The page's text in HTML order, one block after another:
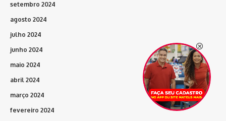
setembro 2024
agosto 2024
julho 2024
junho 2024
maio 2024
abril 2024
março 2024
fevereiro 2024